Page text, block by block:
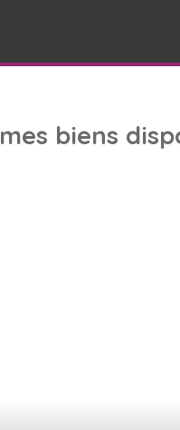
mes biens